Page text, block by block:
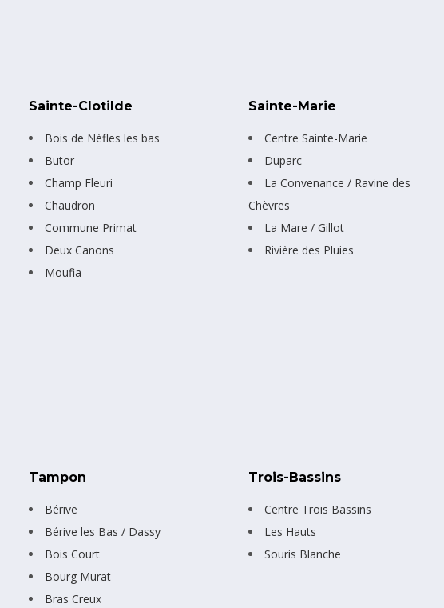
Sainte-Clotilde
Bois de Nèfles les bas
Butor
Champ Fleuri
Chaudron
Commune Primat
Deux Canons
Moufia
Sainte-Marie
Centre Sainte-Marie
Duparc
La Convenance / Ravine des
Chèvres
La Mare / Gillot
Rivière des Pluies
Tampon
Bérive
Bérive les Bas / Dassy
Bois Court
Bourg Murat
Bras Creux
Trois-Bassins
Centre Trois Bassins
Les Hauts
Souris Blanche